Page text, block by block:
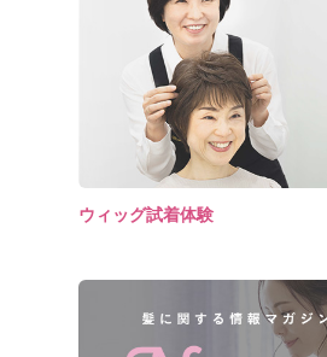
ウィッグ試着体験